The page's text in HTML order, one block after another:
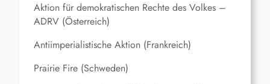
Aktion für demokratischen Rechte des Volkes –
ADRV (Österreich)
Antiimperialistische Aktion (Frankreich)
Prairie Fire (Schweden)